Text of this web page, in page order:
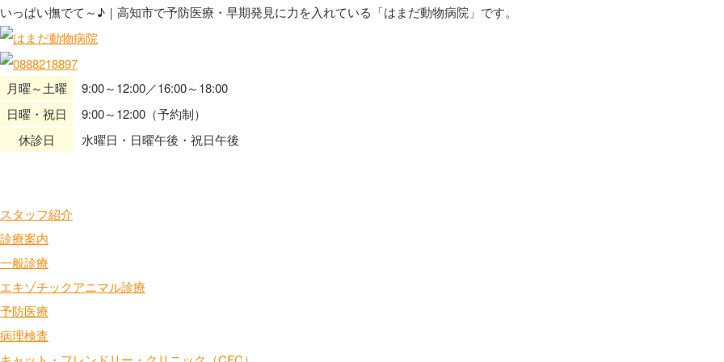
いっぱい撫でて～♪｜高知市で予防医療・早期発見に力を入れている「はまだ動物病院」です。
月曜～土曜
9:00～12:00／16:00～18:00
日曜・祝日
9:00～12:00（予約制）
休診日
水曜日・日曜午後・祝日午後
スタッフ紹介
診療案内
一般診療
エキゾチックアニマル診療
予防医療
病理検査